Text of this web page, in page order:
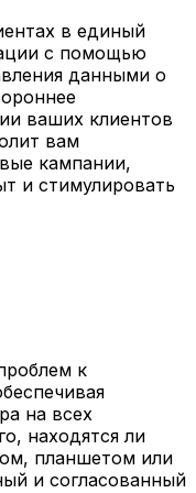
в единый
с помощью
данными о
ваших клиентов
вам
кампании,
и стимулировать
к
на всех
находятся ли
планшетом или
и согласованный